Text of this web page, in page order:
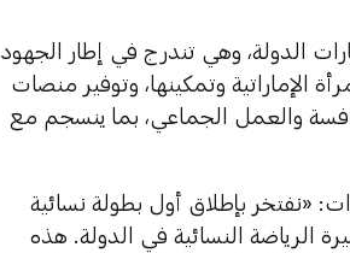
الدولة، وهي تندرج في إطار الجهود
الإماراتية وتمكينها، وتوفير منصات
والعمل الجماعي، بما ينسجم مع
«نفتخر بإطلاق أول بطولة نسائية
الرياضة النسائية في الدولة. هذه